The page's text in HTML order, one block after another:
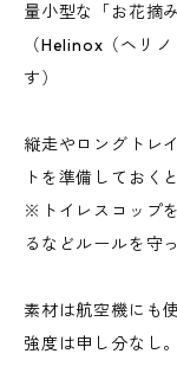
量小型な「お花摘
（Helinox（ヘリ
す）
縦走やロングトレ
トを準備しておく
※トイレスコップ
るなどルールを守
素材は航空機にも
強度は申し分なし。